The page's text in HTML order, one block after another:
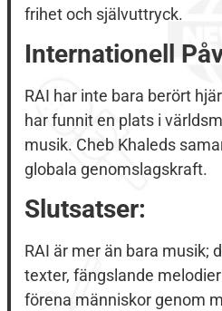
frihet och självuttryck.
Internationell
RAI har inte bara berört
har funnit en plats i
musik. Cheb Khaleds
globala genomslagskraft.
Slutsatser:
RAI är mer än bara musik;
texter, fängslande
förena människor genom